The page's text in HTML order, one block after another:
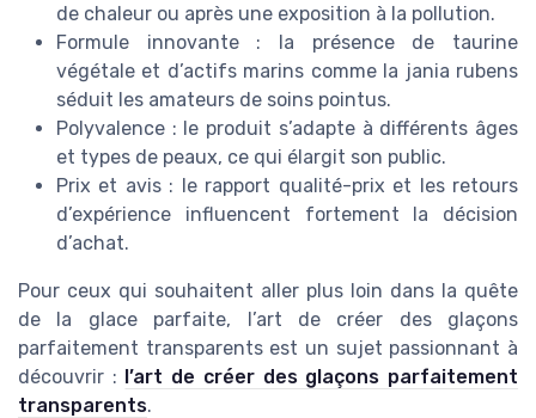
de chaleur ou après une exposition à la pollution.
Formule innovante : la présence de taurine
végétale et d’actifs marins comme la jania rubens
séduit les amateurs de soins pointus.
Polyvalence : le produit s’adapte à différents âges
et types de peaux, ce qui élargit son public.
Prix et avis : le rapport qualité-prix et les retours
d’expérience influencent fortement la décision
d’achat.
Pour ceux qui souhaitent aller plus loin dans la quête
de la glace parfaite, l’art de créer des glaçons
parfaitement transparents est un sujet passionnant à
découvrir : l’art de créer des glaçons parfaitement
transparents.